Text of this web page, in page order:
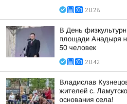
20:28
В День
площади Анадыря
50 человек
20:42
Владислав
жителей с.
основания села!